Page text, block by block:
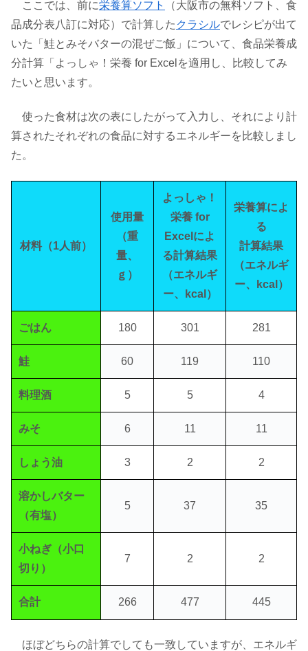
ここでは、前に栄養算ソフト
（大阪市の無料ソフト、食
品成分表八訂に対応）で計算した クラシルでレシピが出て
いた「鮭とみそバターの混ぜご飯」について、食品栄養成
分計算「よっしゃ！栄養 for Excelを適用し、比較してみ
たいと思います。
使った食材は次の表にしたがって入力し、それにより計
算されたそれぞれの食品に対するエネルギーを比較しまし
た。
材料（1人前）
使用量
（重
量、
ｇ）
よっしゃ！
栄養 for
Excelによ
る計算結果
（エネルギ
ー、kcal）
栄養算によ
る
計算結果
（エネルギ
ー、kcal）
ごはん 180 301 281
鮭 60 119 110
料理酒 5 5 4
みそ 6 11 11
しょう油 3 2 2
溶かしバター
（有塩）
5 37 35
小ねぎ（小口
切り）
7 2 2
合計 266 477 445
ほぼどちらの計算でしても一致していますが、エネルギ